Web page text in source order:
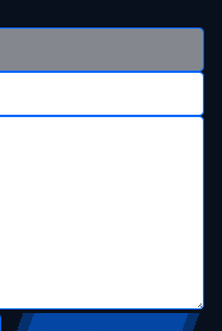
čupao suprugu
po glavi
PALA NA